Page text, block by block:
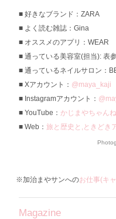
好きなブランド：ZARA
よく読む雑誌：Gina
オススメのアプリ：WEAR
通っている美容室(担当): 表
通っているネイルサロン：
Xアカウント： @maya_kaji
Instagramアカウント：
YouTube： かじまやちゃん
Web： 旅と歴史と,ときどき
※加治まやサンへのお仕事(キ
Magazine